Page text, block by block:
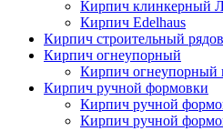
Кирпич клинкерный
Кирпич Edelhaus
Кирпич строительный
Кирпич огнеупорный
Кирпич
Кирпич ручной формовки
Кирпич ручной
Кирпич ручной